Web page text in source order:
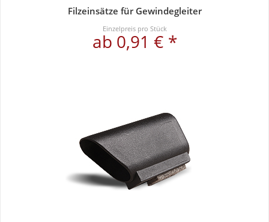
Filzeinsätze für Gewindegleiter
Einzelpreis pro Stück
ab 0,91 € *